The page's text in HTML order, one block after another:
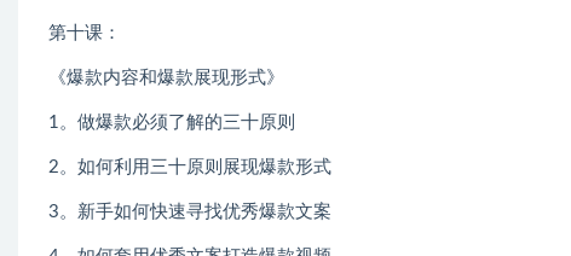
第十课：
《爆款内容和爆款展现形式》
1。做爆款必须了解的三十原则
2。如何利用三十原则展现爆款形式
3。新手如何快速寻找优秀爆款文案